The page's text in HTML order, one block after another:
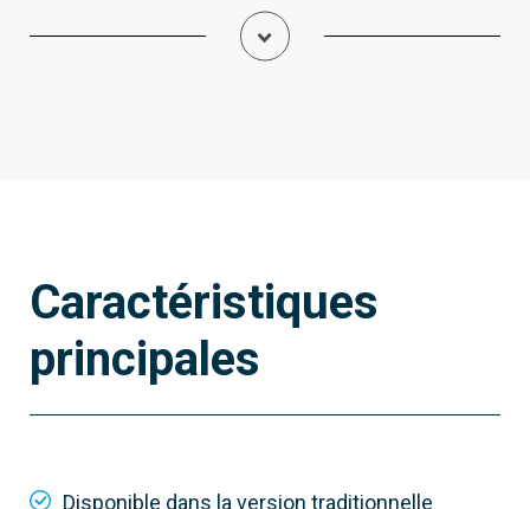
806TF-0060
DXR10BAP
Caractéristiques
principales
Disponible dans la version traditionnelle